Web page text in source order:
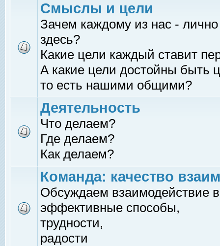
Смыслы и цели
Зачем каждому из нас -
здесь?
Какие цели каждый ставит
А какие цели достойны быть
то есть нашими общими?
Деятельность
Что делаем?
Где делаем?
Как делаем?
Команда: качество
Обсуждаем взаимодействие
эффективные способы,
трудности,
радости